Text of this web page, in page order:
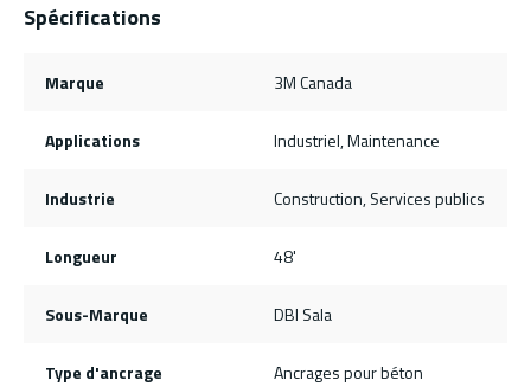
Spécifications
Marque 3M Canada
Applications Industriel, Maintenance
Industrie Construction, Services publics
Longueur 48'
Sous-Marque DBI Sala
Type d'ancrage Ancrages pour béton